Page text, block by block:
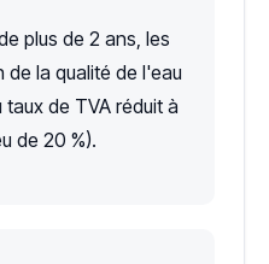
plus de 2 ans, les
la qualité de l'eau
de TVA réduit à
de 20 %).